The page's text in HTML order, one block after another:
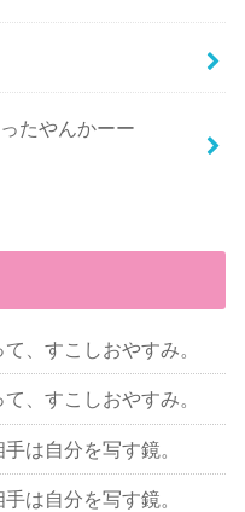
たやんかーー
、すこしおやすみ。
、すこしおやすみ。
は自分を写す鏡。
は自分を写す鏡。